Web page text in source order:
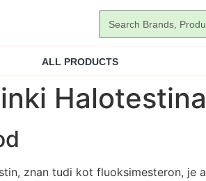
ALL PRODUCTS
znan tudi kot fluoksimesteron, je